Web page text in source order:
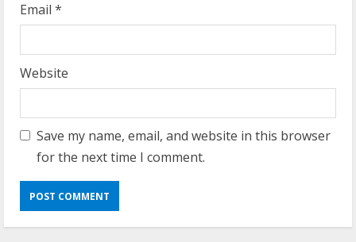
Email *
Website
Save my name, email, and website in this browser
for the next time I comment.